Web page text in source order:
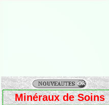
Minéraux de Soins